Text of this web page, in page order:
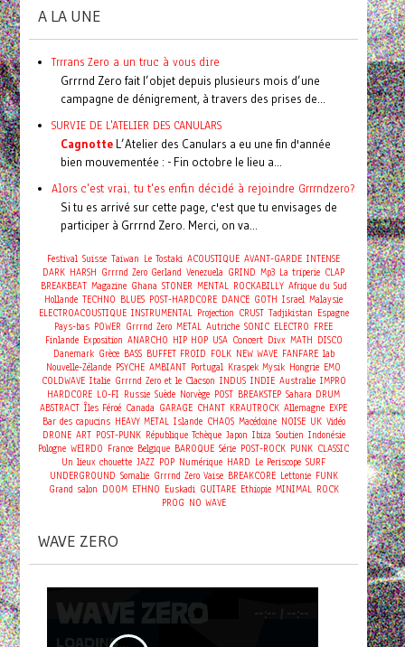
A LA UNE
Trrrans Zero a un truc à vous dire
Grrrnd Zero fait l’objet depuis plusieurs mois d’une
campagne de dénigrement, à travers des prises de...
SURVIE DE L'ATELIER DES CANULARS
CagnotteL’Atelier des Canulars a eu une fin d'année
bien mouvementée : - Fin octobre le lieu a...
Alors c'est vrai, tu t'es enfin décidé à rejoindre Grrrndzero?
Si tu es arrivé sur cette page, c'est que tu envisages de
participer à Grrrnd Zero. Merci, on va...
Festival Suisse Taiwan Le Tostaki ACOUSTIQUE AVANT-GARDE INTENSE
DARK HARSH Grrrnd Zero Gerland Venezuela GRIND Mp3 La triperie CLAP
BREAKBEAT Magazine Ghana STONER MENTAL ROCKABILLY Afrique du Sud
Hollande TECHNO BLUES POST-HARDCORE DANCE GOTH Israel Malaysie
ELECTROACOUSTIQUE INSTRUMENTAL Projection CRUST Tadjikistan Espagne
Pays-bas POWER Grrrnd Zero METAL Autriche SONIC ELECTRO FREE
Finlande Exposition ANARCHO HIP HOP USA Concert Divx MATH DISCO
Danemark Grèce BASS BUFFET FROID FOLK NEW WAVE FANFARE lab
Nouvelle-Zélande PSYCHE AMBIANT Portugal Kraspek Mysik Hongrie EMO
COLDWAVE Italie Grrrnd Zero et le Clacson INDUS INDIE Australie IMPRO
HARDCORE LO-FI Russie Suède Norvège POST BREAKSTEP Sahara DRUM
ABSTRACT Îles Féroé Canada GARAGE CHANT KRAUTROCK Allemagne EXPE
Bar des capucins HEAVY METAL Islande CHAOS Macédoine NOISE UK Vidéo
DRONE ART POST-PUNK République Tchèque Japon Ibiza Soutien Indonésie
Pologne WEIRDO France Belgique BAROQUE Série POST-ROCK PUNK CLASSIC
Un lieux chouette JAZZ POP Numérique HARD Le Periscope SURF
UNDERGROUND Somalie Grrrnd Zero Vaise BREAKCORE Lettonie FUNK
Grand salon DOOM ETHNO Euskadi GUITARE Ethiopie MINIMAL ROCK
PROG NO WAVE
WAVE ZERO